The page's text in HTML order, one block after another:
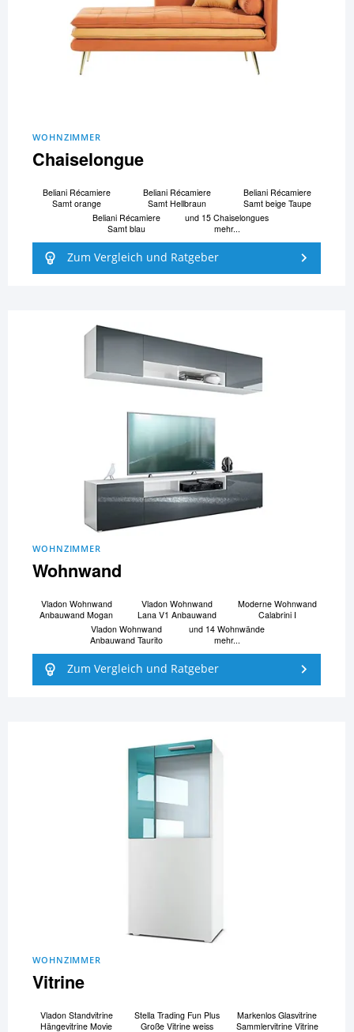
WOHNZIMMER
Chaiselongue
Beliani Ré­ca­mi­e­re
Samt orange
Beliani Ré­ca­mi­e­re
Samt Hellbraun
Beliani Ré­ca­mi­e­re
Samt beige Taupe
Beliani Ré­ca­mi­e­re
Samt blau
und 15 Chaiselongues
mehr...
Zum Vergleich und Ratgeber
WOHNZIMMER
Wohnwand
Vladon Wohnwand
Anbauwand Mogan
Vladon Wohnwand
Lana V1 Anbauwand
Moderne Wohnwand
Calabrini I
Vladon Wohnwand
Anbauwand Taurito
und 14 Wohnwände
mehr...
Zum Vergleich und Ratgeber
WOHNZIMMER
Vitrine
Vladon Standvitrine
Hängevitrine Movie
Stella Trading Fun Plus
Große Vitrine weiss
Markenlos Glasvitrine
Sammlervitrine Vitrine